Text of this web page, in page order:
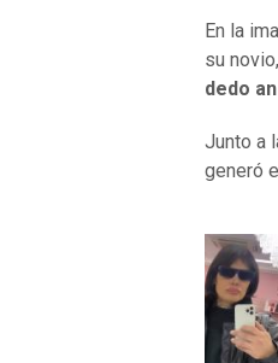
En la
su
dedo
Junto a
generó